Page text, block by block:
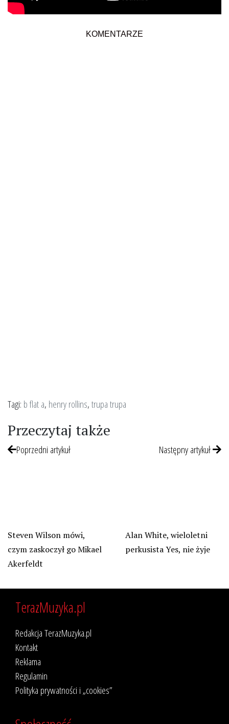
KOMENTARZE
Tagi: b flat a, henry rollins,trupa trupa
Przeczytaj także
Poprzedni artykuł
Steven Wilson mówi,
czym zaskoczył go Mikael
Akerfeldt
Następny artykuł
Alan White, wieloletni
perkusista Yes, nie żyje
TerazMuzyka.pl
Redakcja TerazMuzyka.pl
Kontakt
Reklama
Regulamin
Polityka prywatności i „cookies”